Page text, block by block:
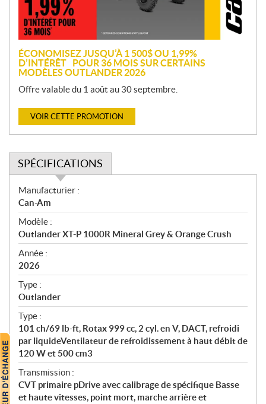
o
n
ÉCONOMISEZ JUSQU’À 1 500$ OU 1,99%
D’INTÉRÊT POUR 36 MOIS SUR CERTAINS
MODÈLES OUTLANDER 2026
Offre valable du 1 août au 30 septembre.
VOIR CETTE PROMOTION
SPÉCIFICATIONS
S
p
é
c
i
f
i
c
a
t
i
o
n
s
Manufacturier :
Can-Am
Modèle :
Outlander XT-P 1000R Mineral Grey & Orange Crush
Année :
2026
Type :
Outlander
Type :
101 ch/69 lb-ft, Rotax 999 cc, 2 cyl. en V, DACT, refroidi
par liquideVentilateur de refroidissement à haut débit de
120 W et 500 cm3
Transmission :
CVT primaire pDrive avec calibrage de spécifique Basse
et haute vitesses, point mort, marche arrière et